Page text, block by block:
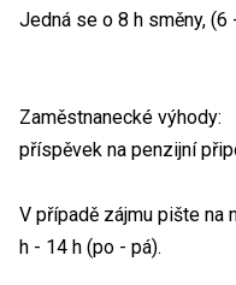
Jedná se o 8 h směny,
Zaměstnanecké výhody:
příspěvek na penzijní
V případě zájmu pište
h - 14 h (po - pá).